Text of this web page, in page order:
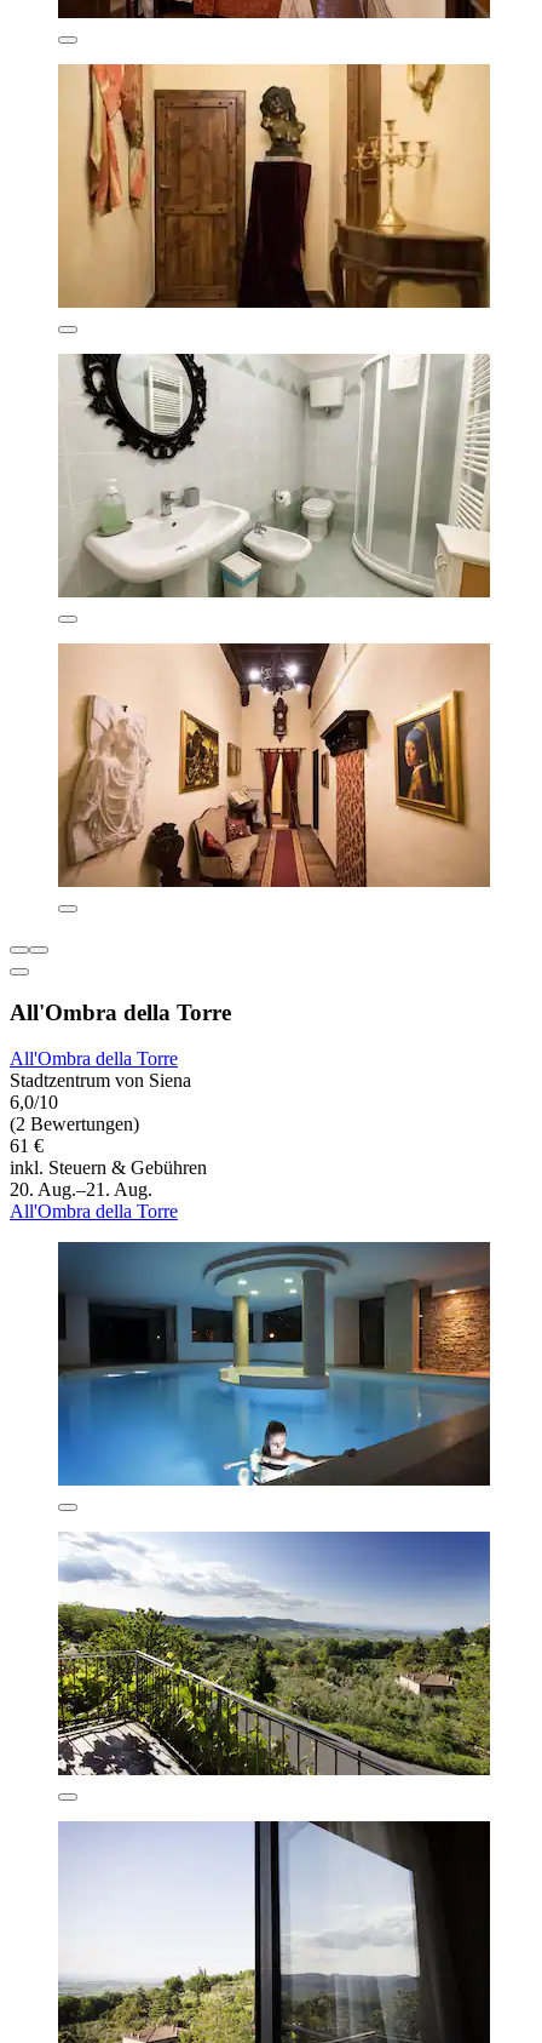
All'Ombra della Torre
All'Ombra della Torre
Stadtzentrum von Siena
6,0/10
(2 Bewertungen)
61 €
inkl. Steuern & Gebühren
20. Aug.–21. Aug.
All'Ombra della Torre